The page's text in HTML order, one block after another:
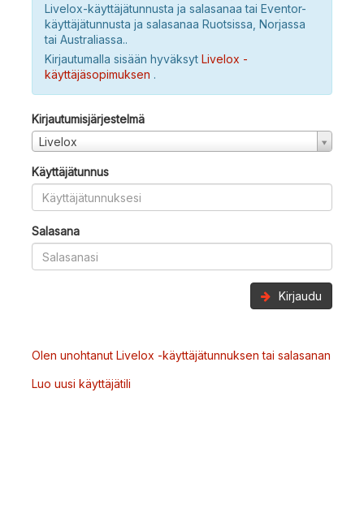
Livelox-käyttäjätunnusta ja salasanaa tai Eventor-
käyttäjätunnusta ja salasanaa Ruotsissa, Norjassa
tai Australiassa..
Kirjautumalla sisään hyväksyt Livelox -
käyttäjäsopimuksen .
Kirjautumisjärjestelmä
Livelox
Käyttäjätunnus
Salasana
Kirjaudu
Olen unohtanut Livelox -käyttäjätunnuksen tai salasanan
Luo uusi käyttäjätili